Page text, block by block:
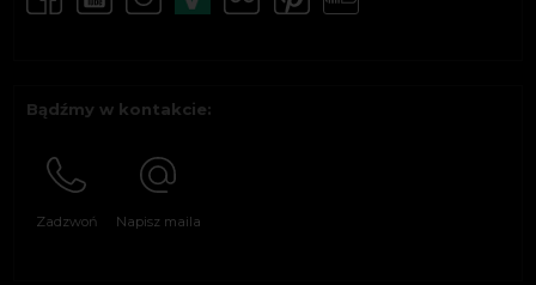
Bądźmy w kontakcie:
Zadzwoń Napisz maila